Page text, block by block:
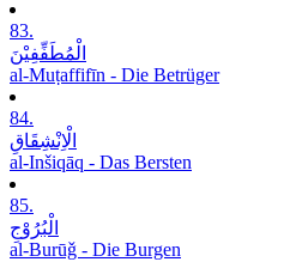
83.
الْمُطَفِّفِیْنَ
al-Muṭaffifīn - Die Betrüger
84.
الْاِنْشِقَاقِ
al-Inšiqāq - Das Bersten
85.
الْبُرُوْجِ
al-Burūǧ - Die Burgen